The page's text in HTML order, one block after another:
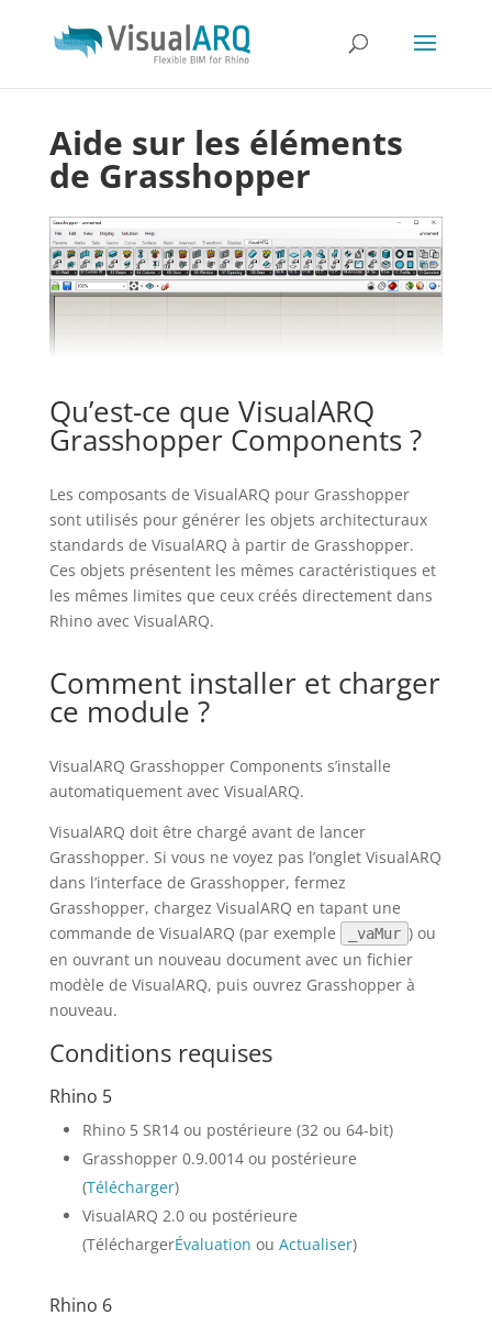
Aide sur les éléments
de Grasshopper
Qu’est-ce que VisualARQ
Grasshopper Components ?
Les composants de VisualARQ pour Grasshopper
sont utilisés pour générer les objets architecturaux
standards de VisualARQ à partir de Grasshopper.
Ces objets présentent les mêmes caractéristiques et
les mêmes limites que ceux créés directement dans
Rhino avec VisualARQ.
Comment installer et charger
ce module ?
VisualARQ Grasshopper Components s’installe
automatiquement avec VisualARQ.
VisualARQ doit être chargé avant de lancer
Grasshopper. Si vous ne voyez pas l’onglet VisualARQ
dans l’interface de Grasshopper, fermez
Grasshopper, chargez VisualARQ en tapant une
commande de VisualARQ (par exemple
_vaMur ) ou
en ouvrant un nouveau document avec un fichier
modèle de VisualARQ, puis ouvrez Grasshopper à
nouveau.
Conditions requises
Rhino 5
Rhino 5 SR14 ou postérieure (32 ou 64-bit)
Grasshopper 0.9.0014 ou postérieure
(Télécharger)
VisualARQ 2.0 ou postérieure
(TéléchargerÉvaluation ou Actualiser)
Rhino 6